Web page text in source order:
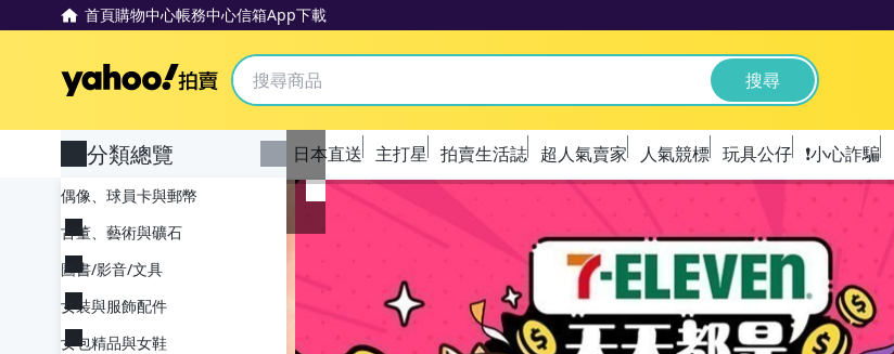
首頁購物中心帳務中心信箱App下載
Yahoo拍賣 搜尋
日本直送 主打星 拍賣生活誌 超人氣賣家 人氣競標 玩具公仔 ❗️小心詐騙
分類總覽
偶像、球員卡與郵幣
古董、藝術與礦石
圖書/影音/文具
女裝與服飾配件
女包精品與女鞋